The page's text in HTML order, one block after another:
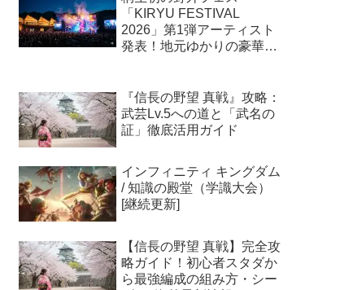
「KIRYU FESTIVAL
2026」第1弾アーティスト
発表！地元ゆかりの豪華ユ
『信長の野望 真戦』攻略：
武芸Lv.5への道と「武名の
証」徹底活用ガイド
インフィニティ キングダム
/ 知識の殿堂（学識大会）
[継続更新]
【信長の野望 真戦】完全攻
略ガイド！初心者スタダか
ら最強編成の組み方・シー